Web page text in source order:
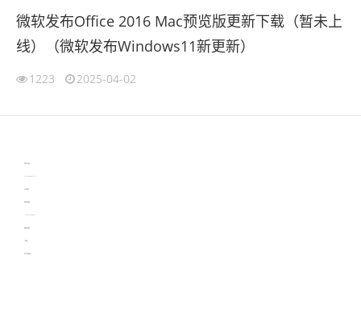
微软发布Office 2016 Mac预览版更新下载（暂未上
线）（微软发布Windows11新更新）
1223 2025-04-02